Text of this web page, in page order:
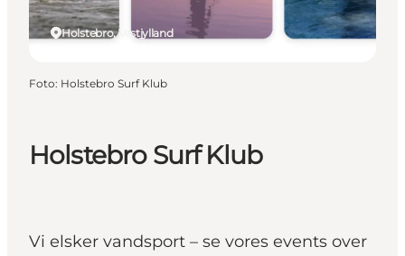
Holstebro Surf Klub
Vi elsker vandsport – se vores events over
Holstebro, Vestjylland
Foto: Holstebro Surf Klub